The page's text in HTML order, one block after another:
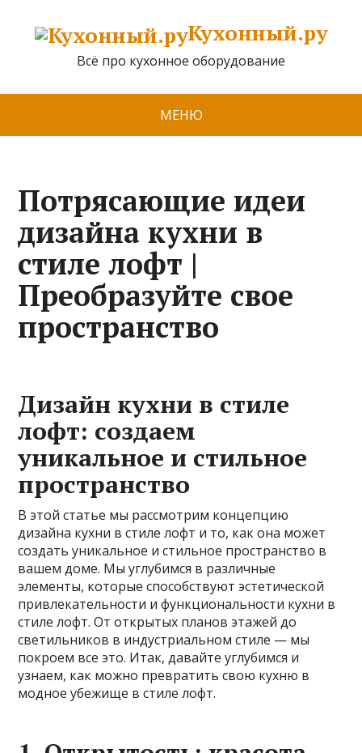
Кухонный.ру
Всё про кухонное оборудование
МЕНЮ
Потрясающие идеи
дизайна кухни в
стиле лофт |
Преобразуйте свое
пространство
Дизайн кухни в стиле
лофт: создаем
уникальное и стильное
пространство
В этой статье мы рассмотрим концепцию
дизайна кухни в стиле лофт и то, как она может
создать уникальное и стильное пространство в
вашем доме. Мы углубимся в различные
элементы, которые способствуют эстетической
привлекательности и функциональности кухни в
стиле лофт. От открытых планов этажей до
светильников в индустриальном стиле — мы
покроем все это. Итак, давайте углубимся и
узнаем, как можно превратить свою кухню в
модное убежище в стиле лофт.